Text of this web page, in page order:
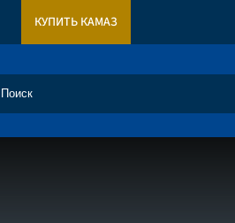
КУПИТЬ КАМАЗ